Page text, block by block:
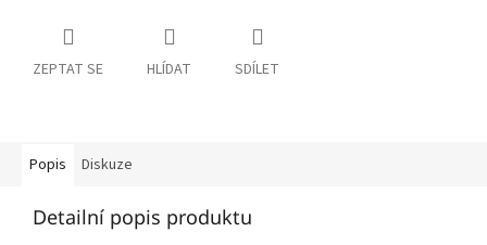
ZEPTAT SE HLÍDAT SDÍLET
Popis Diskuze
Detailní popis produktu